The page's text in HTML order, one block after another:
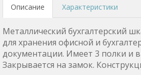
Описание Характеристики
Металлический бухгалтерский
для хранения офисной и
документации. Имеет 3 полки и
Закрывается на замок.